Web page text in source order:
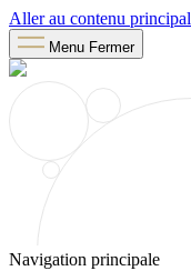
Aller au contenu principal
Menu Fermer
Navigation principale